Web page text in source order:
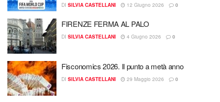
DI SILVIA CASTELLANI 12 Giugno 2026 0
​FIRENZE FERMA AL PALO ​
DI SILVIA CASTELLANI 4 Giugno 2026 0
Fisconomics 2026. Il punto a metà anno
DI SILVIA CASTELLANI 29 Maggio 2026 0